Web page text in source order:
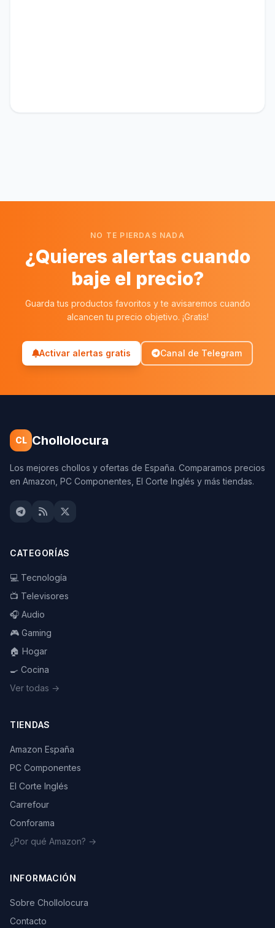
NO TE PIERDAS NADA
¿Quieres alertas cuando
baje el precio?
Guarda tus productos favoritos y te avisaremos cuando
alcancen tu precio objetivo. ¡Gratis!
Activar alertas gratis Canal de Telegram
CL Chollolocura
Los mejores chollos y ofertas de España. Comparamos precios
en Amazon, PC Componentes, El Corte Inglés y más tiendas.
CATEGORÍAS
💻 Tecnología
📺 Televisores
🎧 Audio
🎮 Gaming
🏠 Hogar
🍳 Cocina
Ver todas →
TIENDAS
Amazon España
PC Componentes
El Corte Inglés
Carrefour
Conforama
¿Por qué Amazon? →
INFORMACIÓN
Sobre Chollolocura
Contacto